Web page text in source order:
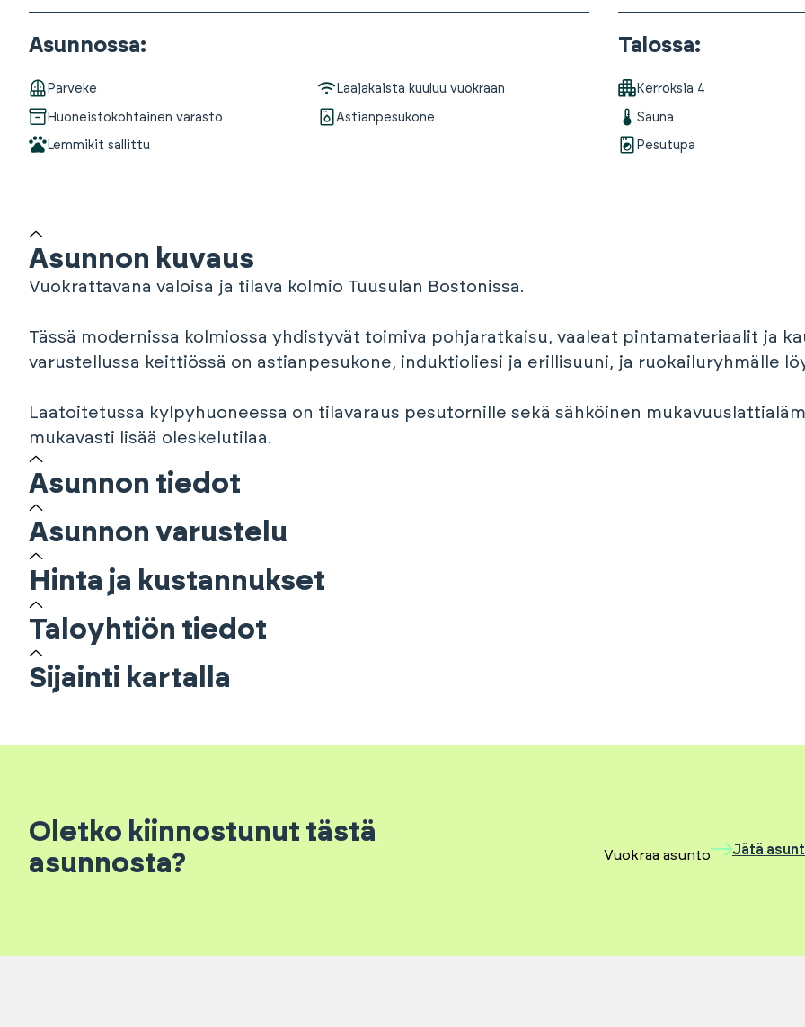
Asunnossa:
Parveke Laajakaista kuuluu vuokraan
Huoneistokohtainen varasto Astianpesukone
Lemmikit sallittu
Talossa:
Kerroksia 4
Sauna
Pesutupa
Asunnon kuvaus
Vuokrattavana valoisa ja tilava kolmio Tuusulan Bostonissa.
Tässä modernissa kolmiossa yhdistyvät toimiva pohjaratkaisu, vaaleat pintamateriaalit ja
varustellussa keittiössä on astianpesukone, induktioliesi ja erillisuuni, ja ruokailuryhmälle
Laatoitetussa kylpyhuoneessa on tilavaraus pesutornille sekä sähköinen
mukavasti lisää oleskelutilaa.
Asunnon tiedot
Asunnon varustelu
Hinta ja kustannukset
Taloyhtiön tiedot
Sijainti kartalla
Oletko kiinnostunut tästä
asunnosta?
Vuokraa asunto Jätä